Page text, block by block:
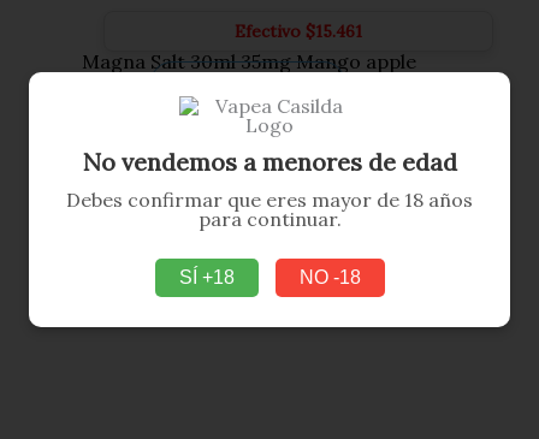
Efectivo $15.461
Magna Salt 30ml 35mg Mango apple
No vendemos a menores de edad
Debes confirmar que eres mayor de 18 años
para continuar.
SÍ +18 NO -18